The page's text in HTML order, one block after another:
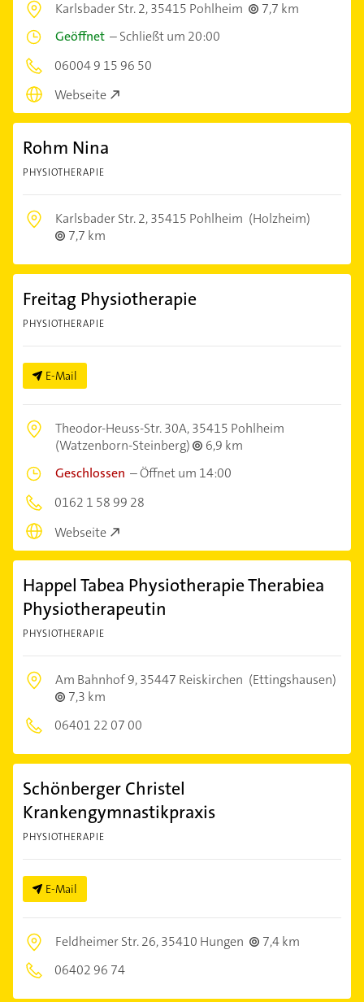
Karlsbader Str. 2,35415 Pohlheim
7,7 km
Geöffnet –Schließt um 20:00
06004 9 15 96 50
Webseite
Rohm Nina
PHYSIOTHERAPIE
Karlsbader Str. 2,35415 Pohlheim (Holzheim)
7,7 km
Freitag Physiotherapie
PHYSIOTHERAPIE
E-Mail
Theodor-Heuss-Str. 30A,35415 Pohlheim
(Watzenborn-Steinberg)
6,9 km
Geschlossen –Öffnet um 14:00
0162 1 58 99 28
Webseite
Happel Tabea Physiotherapie Therabiea
Physiotherapeutin
PHYSIOTHERAPIE
Am Bahnhof 9,35447 Reiskirchen (Ettingshausen)
7,3 km
06401 22 07 00
Schönberger Christel
Krankengymnastikpraxis
PHYSIOTHERAPIE
E-Mail
Feldheimer Str. 26,35410 Hungen
7,4 km
06402 96 74